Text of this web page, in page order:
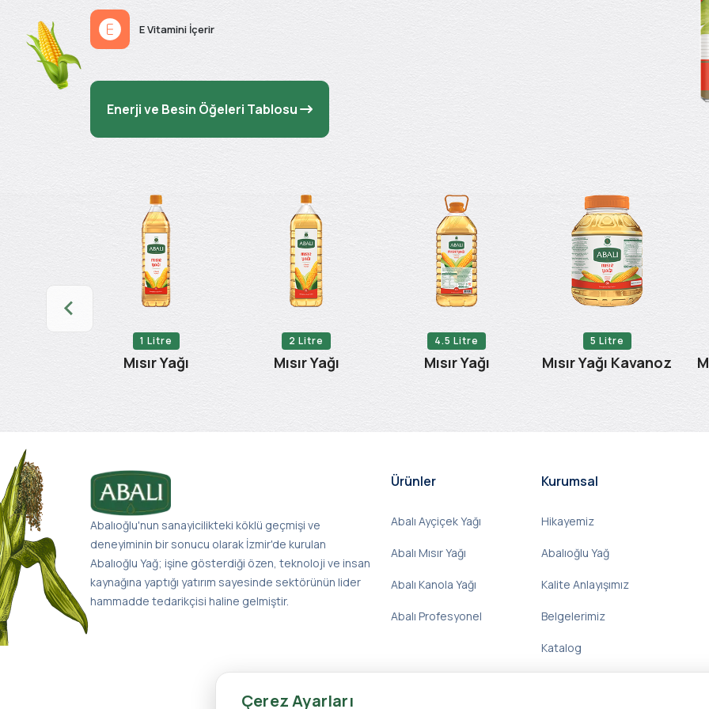
E Vitamini İçerir
Enerji ve Besin Öğeleri Tablosu
1 Litre
Mısır Yağı
2 Litre
Mısır Yağı
4.5 Litre
Mısır Yağı
5 Litre
Mısır Yağı Kavanoz
Abalıoğlu'nun sanayicilikteki köklü geçmişi ve
deneyiminin bir sonucu olarak İzmir'de kurulan
Abalıoğlu Yağ; işine gösterdiği özen, teknoloji ve insan
kaynağına yaptığı yatırım sayesinde sektörünün lider
hammadde tedarikçisi haline gelmiştir.
Ürünler
Abalı Ayçiçek Yağı
Abalı Mısır Yağı
Abalı Kanola Yağı
Abalı Profesyonel
Kurumsal
Hikayemiz
Abalıoğlu Yağ
Kalite Anlayışımız
Belgelerimiz
Katalog
Çerez Ayarları